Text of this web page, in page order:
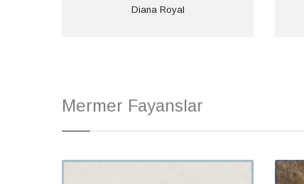
Rosalia
Mermer Fayanslar